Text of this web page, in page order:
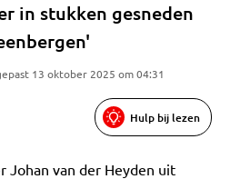
in stukken gesneden
13 oktober 2025 om 04:31
Hulp bij lezen
Johan van der Heyden uit